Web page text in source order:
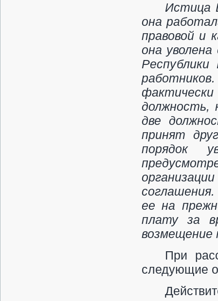
Истица
она
правовой и
она
должность,
две
принят
порядок
ее на
плату за
возмещение
При
следующие